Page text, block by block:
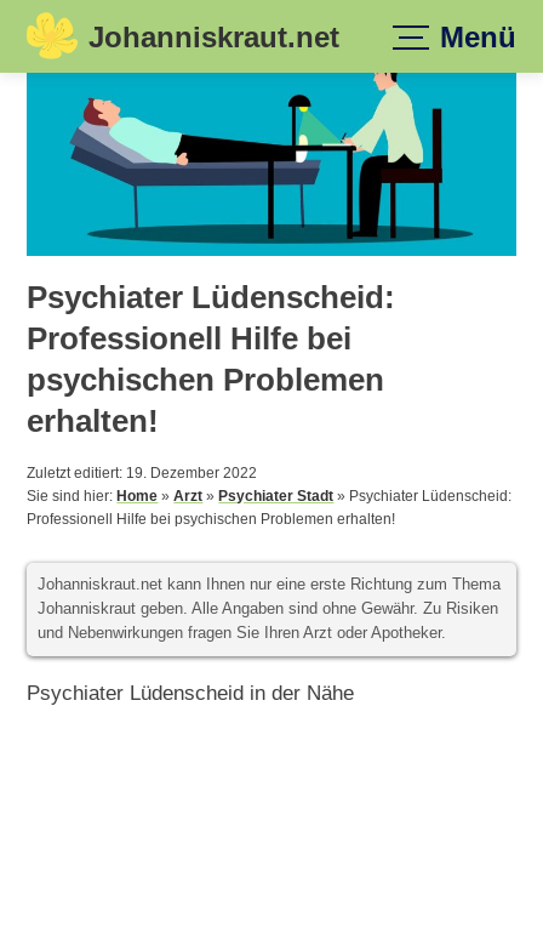
Skip
Johanniskraut.net Menü
Psychiater Lüdenscheid:
Professionell Hilfe bei
psychischen Problemen
erhalten!
Zuletzt editiert: 19. Dezember 2022
Sie sind hier:Home »Arzt »Psychiater Stadt » Psychiater Lüdenscheid:
Professionell Hilfe bei psychischen Problemen erhalten!
Johanniskraut.net kann Ihnen nur eine erste Richtung zum Thema
Johanniskraut geben. Alle Angaben sind ohne Gewähr. Zu Risiken
und Nebenwirkungen fragen Sie Ihren Arzt oder Apotheker.
Psychiater Lüdenscheid in der Nähe